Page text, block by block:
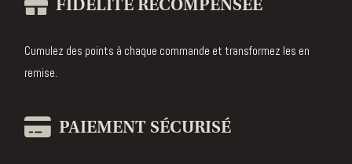
FIDELITE RECOMPENSEE
Cumulez des points à chaque commande et transformez les en
remise.
PAIEMENT SÉCURISÉ